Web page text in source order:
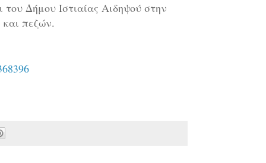
Δήμου Ιστιαίας Αιδηψού στην
πεζών.